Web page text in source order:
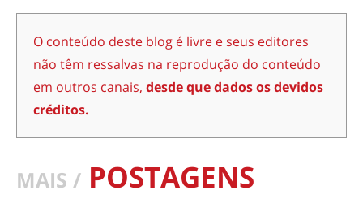
O conteúdo deste blog é livre e seus editores
não têm ressalvas na reprodução do conteúdo
em outros canais, desde que dados os devidos
créditos.
MAIS / POSTAGENS